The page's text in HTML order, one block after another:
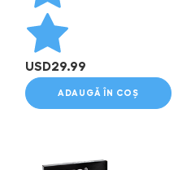
USD29.99
ADAUGĂ ÎN COȘ